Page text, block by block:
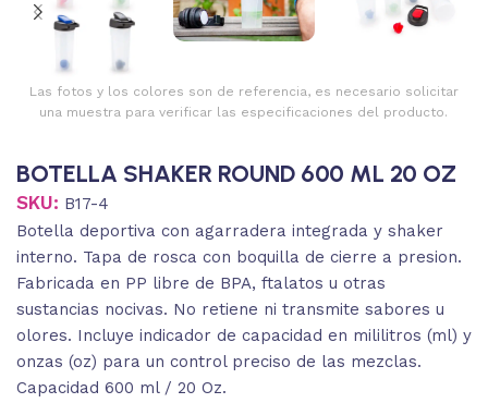
Las fotos y los colores son de referencia, es necesario solicitar
una muestra para verificar las especificaciones del producto.
BOTELLA SHAKER ROUND 600 ML 20 OZ
SKU: B17-4
Botella deportiva con agarradera integrada y shaker
interno. Tapa de rosca con boquilla de cierre a presion.
Fabricada en PP libre de BPA, ftalatos u otras
sustancias nocivas. No retiene ni transmite sabores u
olores. Incluye indicador de capacidad en mililitros (ml) y
onzas (oz) para un control preciso de las mezclas.
Capacidad 600 ml / 20 Oz.